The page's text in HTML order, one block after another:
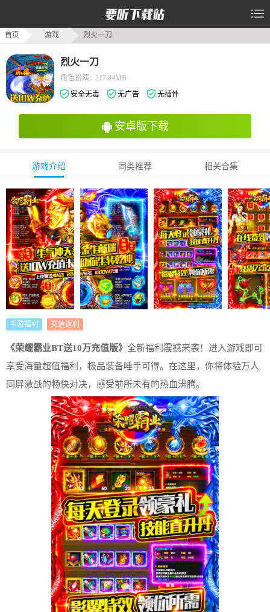
首页 游戏 烈火一刀
烈火一刀
角色扮演
217.84MB
安全无毒
无广告 无插件
安卓版下载
游戏介绍 同类推荐 相关合集
手游福利 充值返利
《荣耀霸业BT送10万充值版》 全新福利震撼来袭！进入游戏即可
享受海量超值福利，极品装备唾手可得。在这里，你将体验万人
同屏激战的畅快对决，感受前所未有的热血沸腾。